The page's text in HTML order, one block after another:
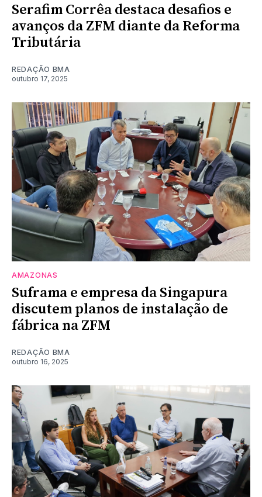
Serafim Corrêa destaca desafios e
avanços da ZFM diante da Reforma
Tributária
REDAÇÃO BMA
outubro 17, 2025
AMAZONAS
Suframa e empresa da Singapura
discutem planos de instalação de
fábrica na ZFM
REDAÇÃO BMA
outubro 16, 2025